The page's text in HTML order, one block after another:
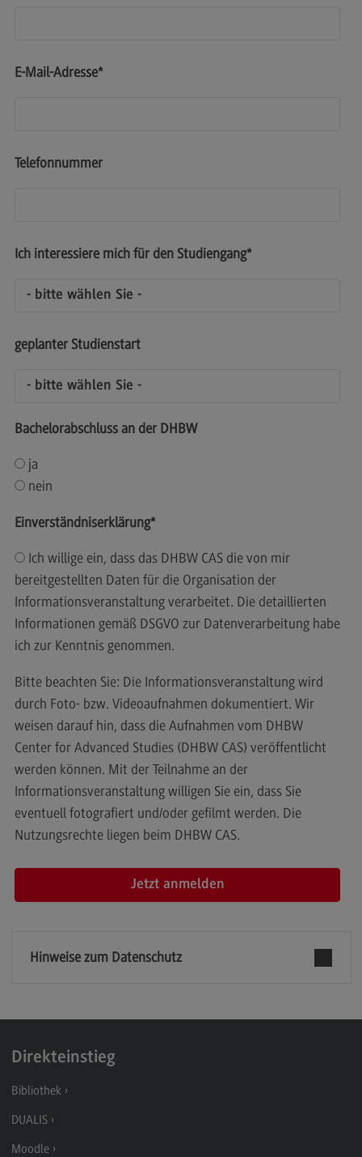
Executive Engineering
Berufsperspektiven
General Business Management
Governance Sozialer Arbeit
Modulangebot
Berufsperspektiven
Kontakt
Informatik
Informatik
Profil-O-Mat Informatik
(External link)
Rahmenbedingungen
Modulangebot
Berufsperspektiven
Integrated Engineering
Intensive Care
Modulangebot
Berufsperspektiven
Kontakt
E-Mail-Adresse*
Telefonnummer
Ich interessiere mich für den Studiengang*
geplanter Studienstart
Bachelorabschluss an der DHBW
ja
nein
Einverständniserklärung*
bereitgestellten Daten für die Organisation der
Informationsveranstaltung verarbeitet. Die detaillierten
Informationen gemäß DSGVO zur Datenverarbeitung habe
ich zur Kenntnis genommen.
Bitte beachten Sie: Die Informationsveranstaltung wird
durch Foto- bzw. Videoaufnahmen dokumentiert. Wir
weisen darauf hin, dass die Aufnahmen vom DHBW
Center for Advanced Studies (DHBW CAS) veröffentlicht
werden können. Mit der Teilnahme an der
Informationsveranstaltung willigen Sie ein, dass Sie
eventuell fotografiert und/oder gefilmt werden. Die
Nutzungsrechte liegen beim DHBW CAS.
Hinweise zum Datenschutz
Direkteinstieg
Bibliothek
DUALIS
Moodle